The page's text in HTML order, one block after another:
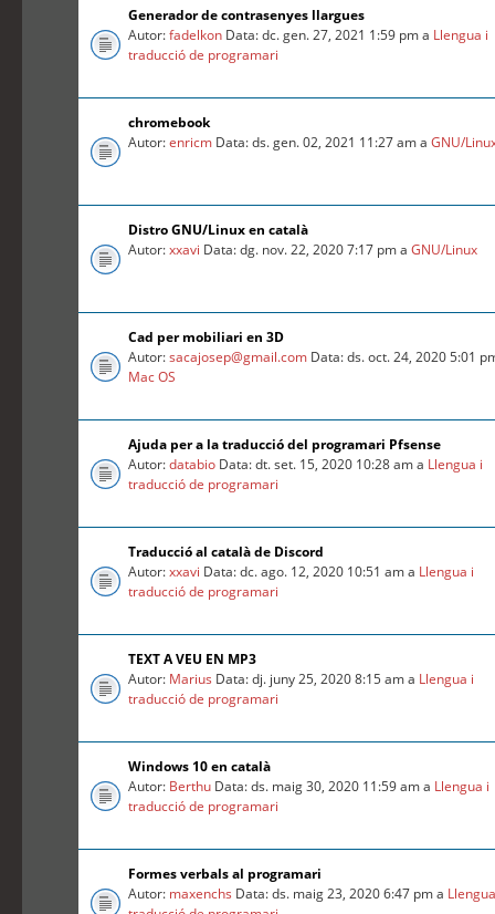
Generador de contrasenyes llargues
Autor:fadelkon Data: dc. gen. 27, 2021 1:59 pm a Llengua i
traducció de programari
chromebook
Autor:enricm Data: ds. gen. 02, 2021 11:27 am aGNU/
Distro GNU/Linux en català
Autor:xxavi Data: dg. nov. 22, 2020 7:17 pm aGNU/Linux
Cad per mobiliari en 3D
Autor:sacajosep@gmail.com Data: ds. oct. 24, 2020 5:01
Mac OS
Ajuda per a la traducció del programari Pfsense
Autor:databio Data: dt. set. 15, 2020 10:28 am a Llengua i
traducció de programari
Traducció al català de Discord
Autor:xxavi Data: dc. ago. 12, 2020 10:51 am a Llengua i
traducció de programari
TEXT A VEU EN MP3
Autor: Marius Data: dj. juny 25, 2020 8:15 am a Llengua i
traducció de programari
Windows 10 en català
Autor: Berthu Data: ds. maig 30, 2020 11:59 am a Llengua i
traducció de programari
Formes verbals al programari
Autor: maxenchs Data: ds. maig 23, 2020 6:47 pm a